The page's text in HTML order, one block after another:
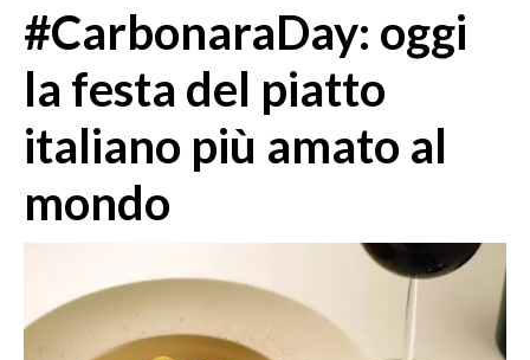
MEDIO CAMPIDANO
SASSARI E PROVINCIA
GALLURA
NUORO E PROVINCIA
OGLIASTRA
AGENDA
CRONACA
ITALIA
#CarbonaraDay: oggi
la festa del piatto
italiano più amato al
mondo